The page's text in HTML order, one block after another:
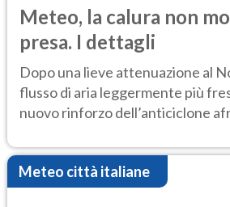
Meteo, la calura non
presa. I dettagli
Dopo una lieve attenuazione al
flusso di aria leggermente più
nuovo rinforzo dell’anticiclone
Meteo città italiane